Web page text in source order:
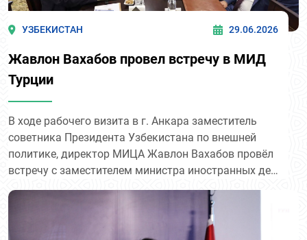
УЗБЕКИСТАН 29.06.2026
Жавлон Вахабов провел встречу в МИД
Турции
В ходе рабочего визита в г. Анкара заместитель
советника Президента Узбекистана по внешней
политике, директор МИЦА Жавлон Вахабов провёл
встречу с заместителем министра иностранных дел
Турецкой Республики Айше Беррис Экинчи.